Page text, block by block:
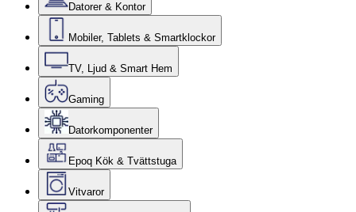
Datorer & Kontor
Mobiler, Tablets & Smartklockor
TV, Ljud & Smart Hem
Gaming
Datorkomponenter
Epoq Kök & Tvättstuga
Vitvaror